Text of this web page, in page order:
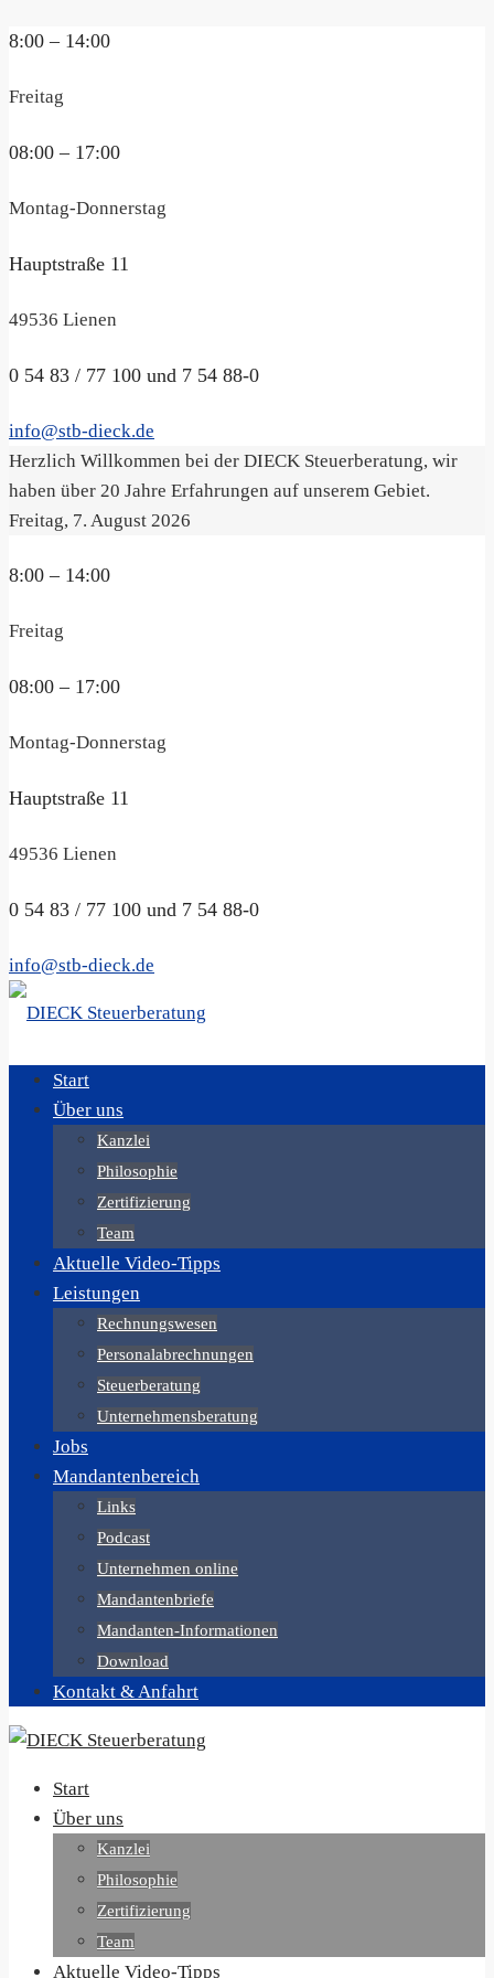
8:00 – 14:00
Freitag
08:00 – 17:00
Montag-Donnerstag
Hauptstraße 11
49536 Lienen
0 54 83 / 77 100 und 7 54 88-0
info@stb-dieck.de
Herzlich Willkommen bei der DIECK Steuerberatung, wir
haben über 20 Jahre Erfahrungen auf unserem Gebiet.
Freitag, 7. August 2026
8:00 – 14:00
Freitag
08:00 – 17:00
Montag-Donnerstag
Hauptstraße 11
49536 Lienen
0 54 83 / 77 100 und 7 54 88-0
info@stb-dieck.de
Start
Über uns
Kanzlei
Philosophie
Zertifizierung
Team
Aktuelle Video-Tipps
Leistungen
Rechnungswesen
Personalabrechnungen
Steuerberatung
Unternehmensberatung
Jobs
Mandantenbereich
Links
Podcast
Unternehmen online
Mandantenbriefe
Mandanten-Informationen
Download
Kontakt & Anfahrt
Start
Über uns
Kanzlei
Philosophie
Zertifizierung
Team
Aktuelle Video-Tipps